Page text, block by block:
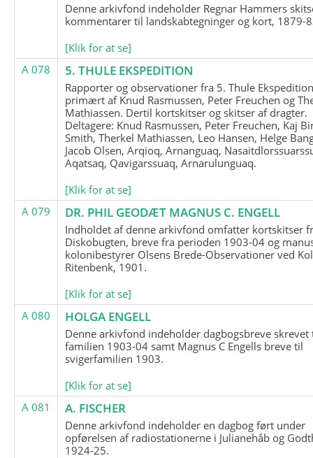
Denne arkivfond indeholder Regnar Hammers
kommentarer til landskabtegninger og kort, 1879-
[Klik for at se]
A 078
5. THULE EKSPEDITION
Rapporter og observationer fra 5. Thule
primært af Knud Rasmussen, Peter Freuchen og
Mathiassen. Dertil kortskitser og skitser af dragter.
Deltagere: Knud Rasmussen, Peter Freuchen, Kaj
Smith, Therkel Mathiassen, Leo Hansen, Helge
Jacob Olsen, Arqioq, Arnanguaq,
Aqatsaq, Qavigarssuaq, Arnarulunguaq.
[Klik for at se]
A 079
DR. PHIL GEODÆT MAGNUS C. ENGELL
Indholdet af denne arkivfond omfatter kortskitser
Diskobugten, breve fra perioden 1903-04 og
kolonibestyrer Olsens Brede-Observationer ved
Ritenbenk, 1901.
[Klik for at se]
A 080
HOLGA ENGELL
Denne arkivfond indeholder dagbogsbreve skrevet
familien 1903-04 samt Magnus C Engells breve til
svigerfamilien 1903.
[Klik for at se]
A 081
A. FISCHER
Denne arkivfond indeholder en dagbog ført under
opførelsen af radiostationerne i Julianehåb og
1924-25.